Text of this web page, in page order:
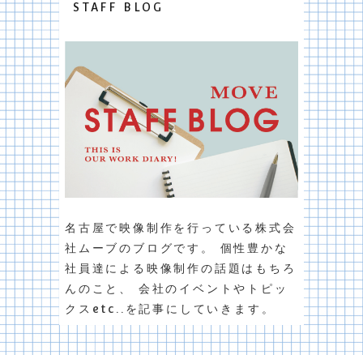
STAFF BLOG
名古屋で映像制作を行っている株式会
社ムーブのブログです。 個性豊かな
社員達による映像制作の話題はもちろ
んのこと、 会社のイベントやトピッ
クスetc..を記事にしていきます。